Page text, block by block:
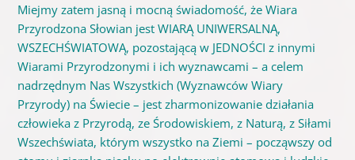
Miejmy zatem jasną i mocną świadomość, że Wiara
Przyrodzona Słowian jest WIARĄ UNIWERSALNĄ,
WSZECHŚWIATOWĄ, pozostającą w JEDNOŚCI z innymi
Wiarami Przyrodzonymi i ich wyznawcami – a celem
nadrzędnym Nas Wszystkich (Wyznawców Wiary
Przyrody) na Świecie – jest zharmonizowanie działania
człowieka z Przyrodą, ze Środowiskiem, z Naturą, z Siłami
Wszechświata, którym wszystko na Ziemi – począwszy od